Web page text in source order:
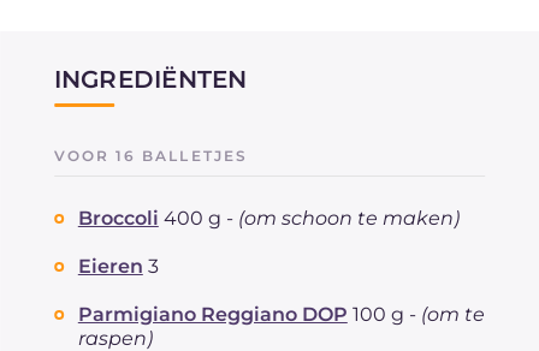
INGREDIËNTEN
VOOR 16 BALLETJES
Broccoli 400 g - (om schoon te maken)
Eieren 3
Parmigiano Reggiano DOP 100 g - (om te
raspen)